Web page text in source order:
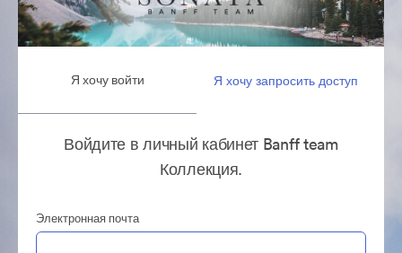
Я хочу войти Я хочу запросить доступ
Войдите в личный кабинет Banff team
Коллекция.
Электронная почта